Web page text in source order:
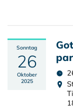
Sonntag
26
Oktober
2025